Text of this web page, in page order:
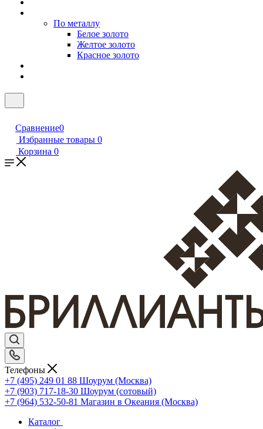
По металлу
Белое золото
Желтое золото
Красное золото
Сравнение0
Избранные товары 0
Корзина 0
Телефоны
+7 (495) 249 01 88 Шоурум (Москва)
+7 (903) 717-18-30 Шоурум (сотовый)
+7 (964) 532-50-81 Магазин в Океания (Москва)
Каталог